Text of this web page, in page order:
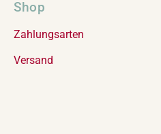
Shop
Zahlungsarten
Versand